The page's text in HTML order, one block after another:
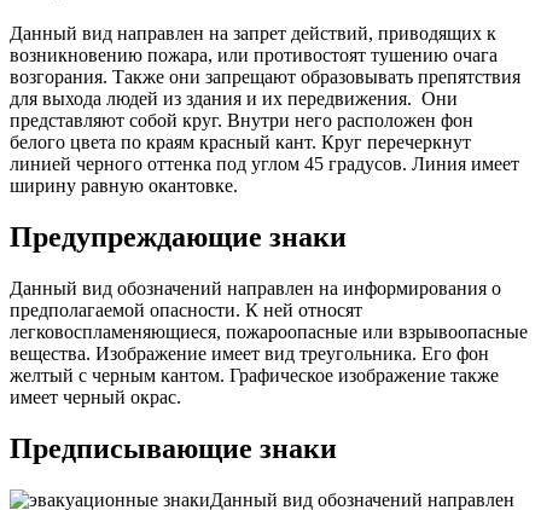
Данный вид направлен на запрет действий, приводящих к
возникновению пожара, или противостоят тушению очага
возгорания. Также они запрещают образовывать препятствия
для выхода людей из здания и их передвижения. Они
представляют собой круг. Внутри него расположен фон
белого цвета по краям красный кант. Круг перечеркнут
линией черного оттенка под углом 45 градусов. Линия имеет
ширину равную окантовке.
Предупреждающие знаки
Данный вид обозначений направлен на информирования о
предполагаемой опасности. К ней относят
легковоспламеняющиеся, пожароопасные или взрывоопасные
вещества. Изображение имеет вид треугольника. Его фон
желтый с черным кантом. Графическое изображение также
имеет черный окрас.
Предписывающие знаки
Данный вид обозначений направлен